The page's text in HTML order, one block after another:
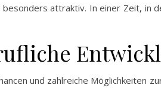
attraktiv. In einer Zeit, in
und zahlreiche Möglichkeiten